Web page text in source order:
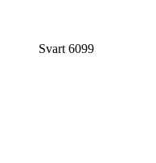
Svart 6099